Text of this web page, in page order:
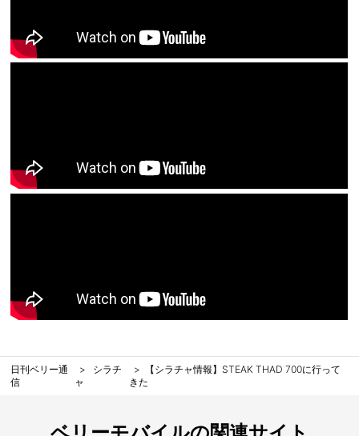
日刊ベリー通
信
シラチ
ャ
【シラチャ情報】STEAK THAD 700に行って
きた